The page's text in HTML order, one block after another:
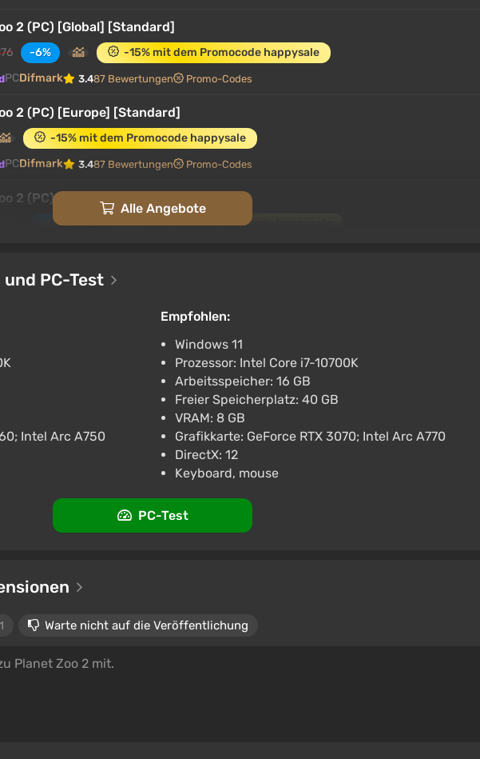
2 (PC) [Global] [Standard]
-6% -15% mit dem Promocode happysale
PCDifmark 3.487 Bewertungen Promo-Codes
2 (PC) [Europe] [Standard]
-15% mit dem Promocode happysale
PCDifmark 3.487 Bewertungen Promo-Codes
2 (PC) [Global] [Deluxe Edition]
-11% -15% mit dem Promocode happysale
2 Steam Gift / Russia + WORLD / AUTO
2 +SELECT EDITION · STEAM RU · AUTO
Unterstützung bei VGTimes
Alle Angebote
PC-Test
Intel Arc A750
Empfohlen:
Windows 11
Prozessor: Intel Core i7-10700K
Arbeitsspeicher: 16 GB
Freier Speicherplatz: 40 GB
VRAM: 8 GB
Grafikkarte: GeForce RTX 3070; Intel Arc A770
DirectX: 12
Keyboard, mouse
PC-Test
1 Warte nicht auf die Veröffentlichung